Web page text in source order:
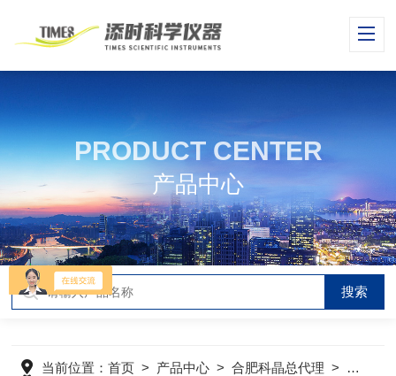
PRODUCT CENTER
产品中心
当前位置：首页 > 产品中心 >合肥科晶总代理 > 材料、